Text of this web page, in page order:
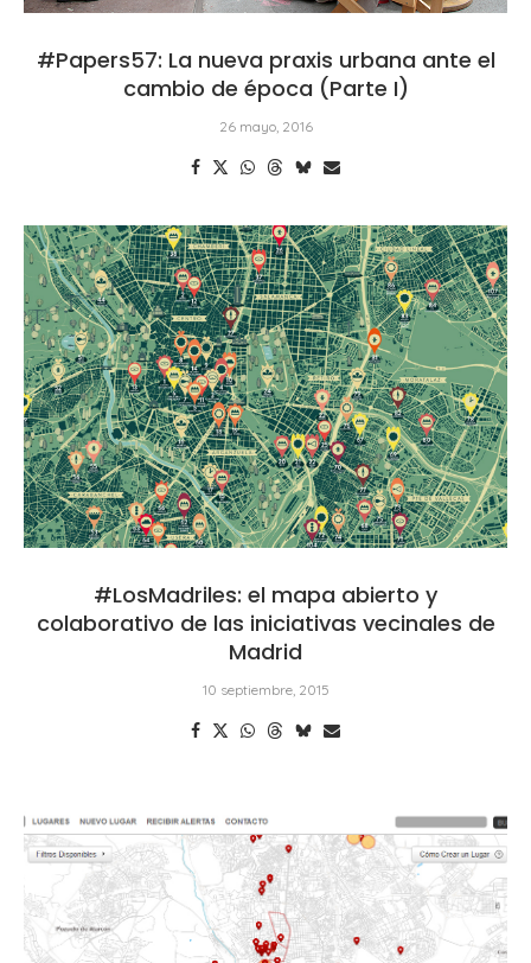
#Papers57: La nueva praxis urbana ante el
cambio de época (Parte I)
26 mayo, 2016
#LosMadriles: el mapa abierto y
colaborativo de las iniciativas vecinales de
Madrid
10 septiembre, 2015